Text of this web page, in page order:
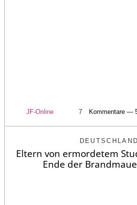
JF-Online 7 Kommentare —
DEUTSCHLAND
Eltern von ermordetem
Ende der